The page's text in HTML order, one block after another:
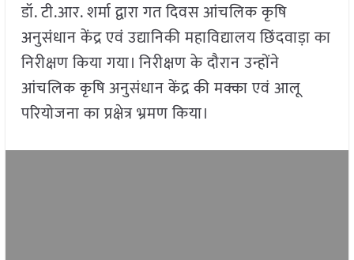
डॉ. टी.आर. शर्मा द्वारा गत दिवस आंचलिक कृषि
अनुसंधान केंद्र एवं उद्यानिकी महाविद्यालय छिंदवाड़ा का
निरीक्षण किया गया। निरीक्षण के दौरान उन्होंने
आंचलिक कृषि अनुसंधान केंद्र की मक्का एवं आलू
परियोजना का प्रक्षेत्र भ्रमण किया।